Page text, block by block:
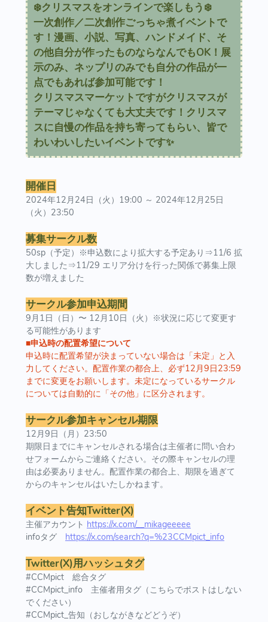
❄️クリスマスをオンラインで楽しもう❄️
一次創作／二次創作ごっちゃ煮イベントで
す！漫画、小説、写真、ハンドメイド、そ
の他自分が作ったものならなんでもOK！展
示のみ、ネップリのみでも自分の作品が一
点でもあれば参加可能です！
クリスマスマーケットですがクリスマスが
テーマじゃなくても大丈夫です！クリスマ
スに自慢の作品を持ち寄ってもらい、皆で
わいわいしたいイベントです✨
開催日
2024年12月24日（火）19:00 ～ 2024年12月25日
（火）23:50
募集サークル数
50sp（予定）※申込数により拡大する予定あり⇒11/6 拡
大しました⇒11/29 エリア分けを行った関係で募集上限
数が増えました
サークル参加申込期間
9月1日（日）〜 12月10日（火）※状況に応じて変更す
る可能性があります
■申込時の配置希望について
申込時に配置希望が決まっていない場合は「未定」と入
力してください。配置作業の都合上、必ず12月9日23:59
までに変更をお願いします。未定になっているサークル
については自動的に「その他」に区分されます。
サークル参加キャンセル期限
12月9日（月）23:50
期限日までにキャンセルされる場合は主催者に問い合わ
せフォームからご連絡ください。その際キャンセルの理
由は必要ありません。配置作業の都合上、期限を過ぎて
からのキャンセルはいたしかねます。
イベント告知Twitter(X)
主催アカウント https://x.com/__mikageeeee
infoタグ https://x.com/search?q=%23CCMpict_info
Twitter(X)用ハッシュタグ
#CCMpict 総合タグ
#CCMpict_info 主催者用タグ（こちらでポストはしない
でください）
#CCMpict_告知（おしながきなどどうぞ）